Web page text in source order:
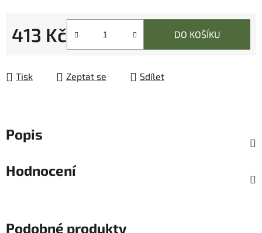
413 Kč DO KOŠÍKU
Tisk Zeptat se Sdílet
Popis
Hodnocení
Podobné produkty